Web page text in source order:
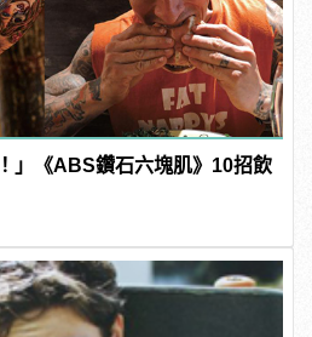
」《ABS鑽石六塊肌》10招飲